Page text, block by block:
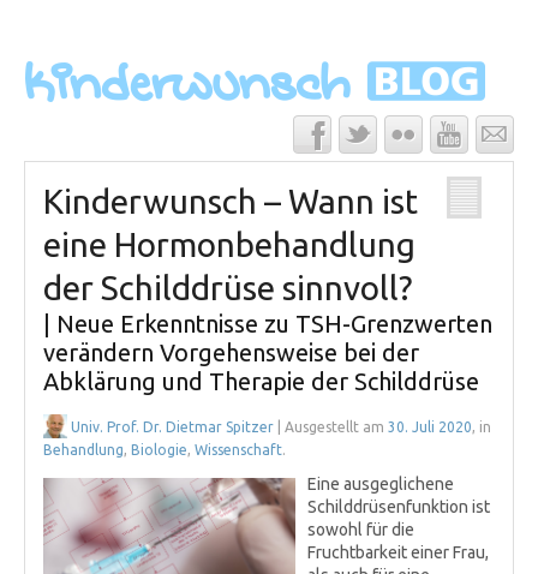
Kinderwunsch – Wann ist
eine Hormonbehandlung
der Schilddrüse sinnvoll?
| Neue Erkenntnisse zu TSH-Grenzwerten
verändern Vorgehensweise bei der
Abklärung und Therapie der Schilddrüse
Univ. Prof. Dr. Dietmar Spitzer | Ausgestellt am 30. Juli 2020, in
Behandlung, Biologie, Wissenschaft.
Eine ausgeglichene
Schilddrüsenfunktion ist
sowohl für die
Fruchtbarkeit einer Frau,